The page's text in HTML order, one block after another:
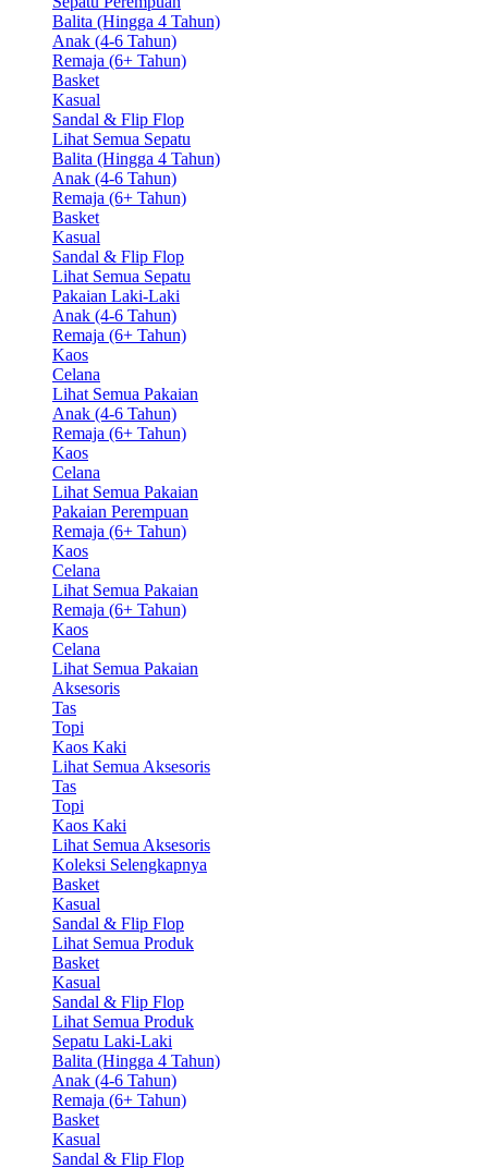
Balita (Hingga 4 Tahun)
Anak (4-6 Tahun)
Remaja (6+ Tahun)
Basket
Kasual
Sandal & Flip Flop
Lihat Semua Sepatu
Balita (Hingga 4 Tahun)
Anak (4-6 Tahun)
Remaja (6+ Tahun)
Basket
Kasual
Sandal & Flip Flop
Lihat Semua Sepatu
Pakaian Laki-Laki
Anak (4-6 Tahun)
Remaja (6+ Tahun)
Kaos
Celana
Lihat Semua Pakaian
Anak (4-6 Tahun)
Remaja (6+ Tahun)
Kaos
Celana
Lihat Semua Pakaian
Pakaian Perempuan
Remaja (6+ Tahun)
Kaos
Celana
Lihat Semua Pakaian
Remaja (6+ Tahun)
Kaos
Celana
Lihat Semua Pakaian
Aksesoris
Tas
Topi
Kaos Kaki
Lihat Semua Aksesoris
Tas
Topi
Kaos Kaki
Lihat Semua Aksesoris
Koleksi Selengkapnya
Basket
Kasual
Sandal & Flip Flop
Lihat Semua Produk
Basket
Kasual
Sandal & Flip Flop
Lihat Semua Produk
Sepatu Laki-Laki
Balita (Hingga 4 Tahun)
Anak (4-6 Tahun)
Remaja (6+ Tahun)
Basket
Kasual
Sandal & Flip Flop